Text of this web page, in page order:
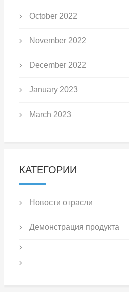
October 2022
November 2022
December 2022
January 2023
March 2023
КАТЕГОРИИ
Новости отрасли
Демонстрация продукта